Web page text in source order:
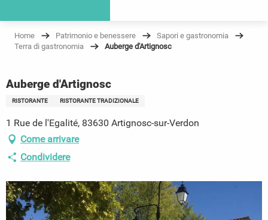
Home Patrimonio e benessere
Sapori e gastronomia
Terra di gastronomia
Auberge d'Artignosc
Auberge d'Artignosc
RISTORANTE RISTORANTE TRADIZIONALE
1 Rue de l'Egalité, 83630 Artignosc-sur-Verdon
Come arrivare
Condividere